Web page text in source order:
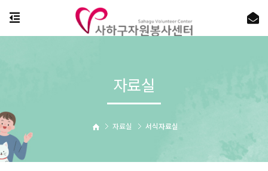
자료실 서식자료실
자료실